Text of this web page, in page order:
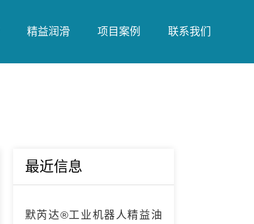
精益润滑 项目案例 联系我们
最近信息
默芮达®工业机器人精益油